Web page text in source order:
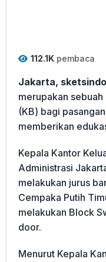
112.1K pembaca
Jakarta,
merupakan
(KB) bagi
memberikan
Kepala Kantor
Administrasi
melakukan jurus
Cempaka Putih
melakukan Block
door.
Menurut Kepala